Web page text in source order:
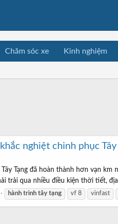
Chăm sóc xe Kinh nghiệm
nghiệt chinh phục
Tạng đã hoàn thành hơn vạn
trải qua nhiều điều kiện thời tiết,
hành trình tây tạng vf 8 vinfast